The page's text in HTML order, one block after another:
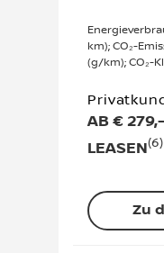
km); CO₂-
(g/km); CO₂-
AB €
LEASEN(6)
Zu